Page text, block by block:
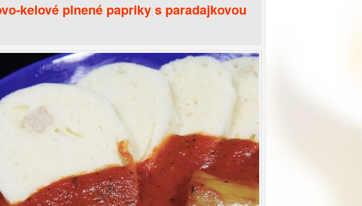
kelové plnené papriky s paradajkovou